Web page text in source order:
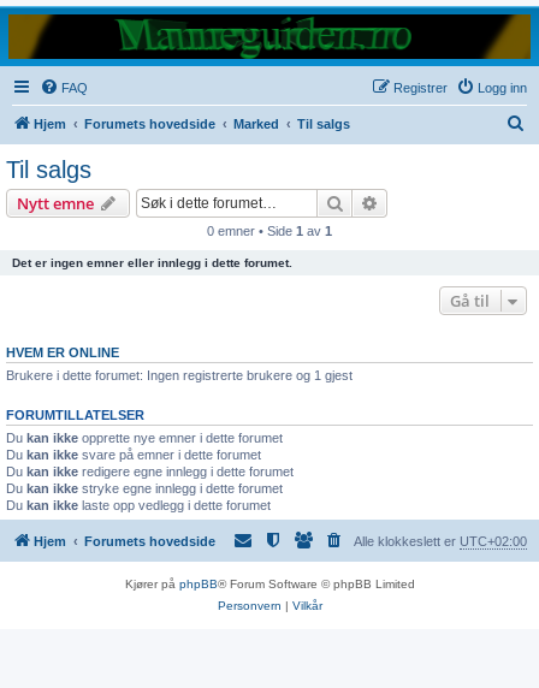
FAQ Logg inn
Registrer
Hjem Forumets hovedside Marked Til salgs
Til salgs
Nytt emne Søk
0 emner • Side 1 av 1
Det er ingen emner eller innlegg i dette forumet.
Gå til
HVEM ER ONLINE
Brukere i dette forumet: Ingen registrerte brukere og 1 gjest
FORUMTILLATELSER
Du kan ikke opprette nye emner i dette forumet
Du kan ikke svare på emner i dette forumet
Du kan ikke redigere egne innlegg i dette forumet
Du kan ikke stryke egne innlegg i dette forumet
Du kan ikke laste opp vedlegg i dette forumet
Hjem Forumets hovedside Alle klokkeslett er UTC+02:00
Kjører på phpBB® Forum Software © phpBB Limited
Personvern | Vilkår